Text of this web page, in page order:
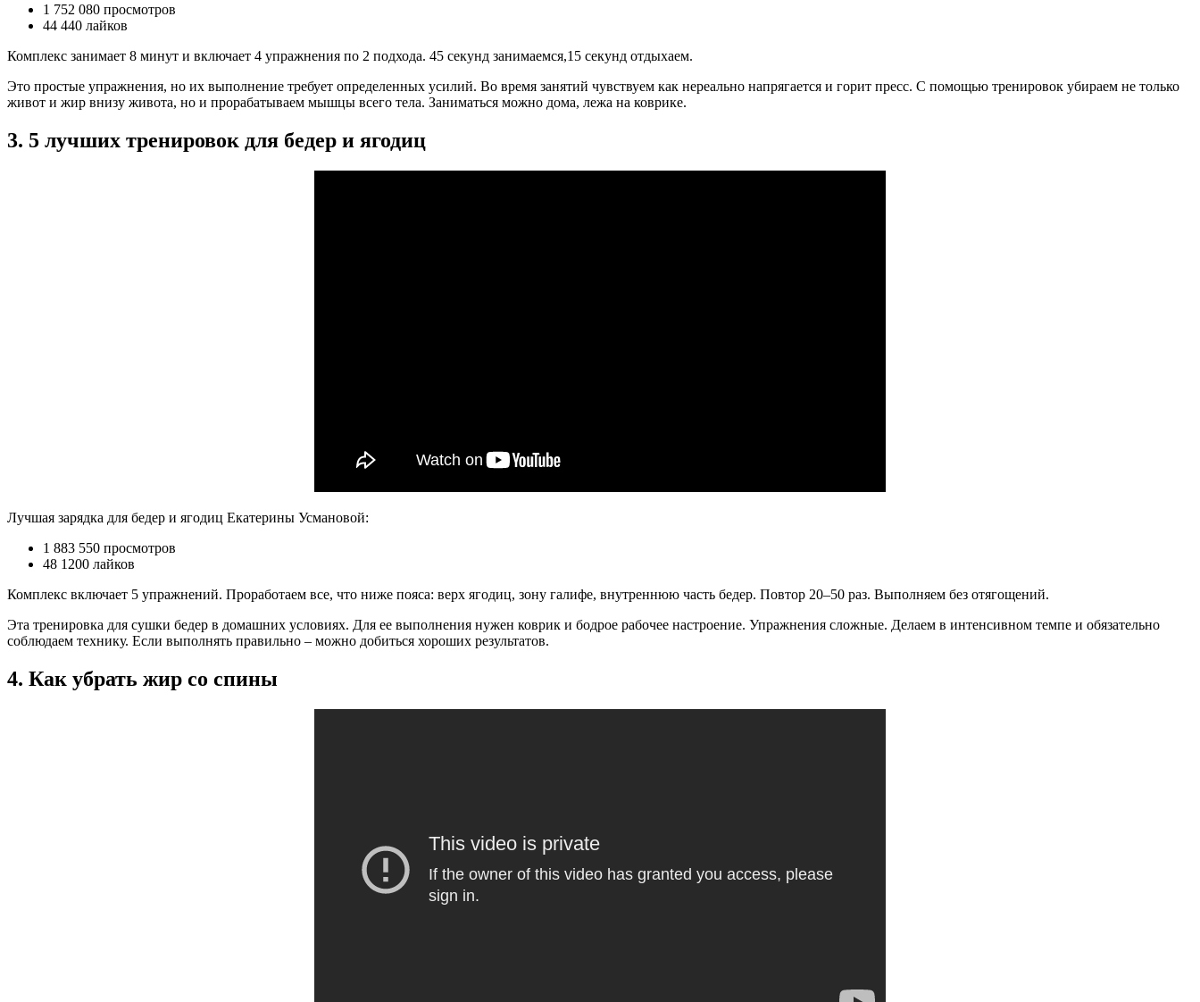
1 752 080 просмотров
44 440 лайков
Комплекс занимает 8 минут и включает 4 упражнения по 2 подхода. 45 секунд занимаемся,15 секунд отдыхаем.
Это простые упражнения, но их выполнение требует определенных усилий. Во время занятий чувствуем как нереально напрягается и горит пресс. С помощью тренировок убираем не только
живот и жир внизу живота, но и прорабатываем мышцы всего тела. Заниматься можно дома, лежа на коврике.
3. 5 лучших тренировок для бедер и ягодиц
Лучшая зарядка для бедер и ягодиц Екатерины Усмановой:
1 883 550 просмотров
48 1200 лайков
Комплекс включает 5 упражнений. Проработаем все, что ниже пояса: верх ягодиц, зону галифе, внутреннюю часть бедер. Повтор 20–50 раз. Выполняем без отягощений.
Эта тренировка для сушки бедер в домашних условиях. Для ее выполнения нужен коврик и бодрое рабочее настроение. Упражнения сложные. Делаем в интенсивном темпе и обязательно
соблюдаем технику. Если выполнять правильно – можно добиться хороших результатов.
4. Как убрать жир со спины